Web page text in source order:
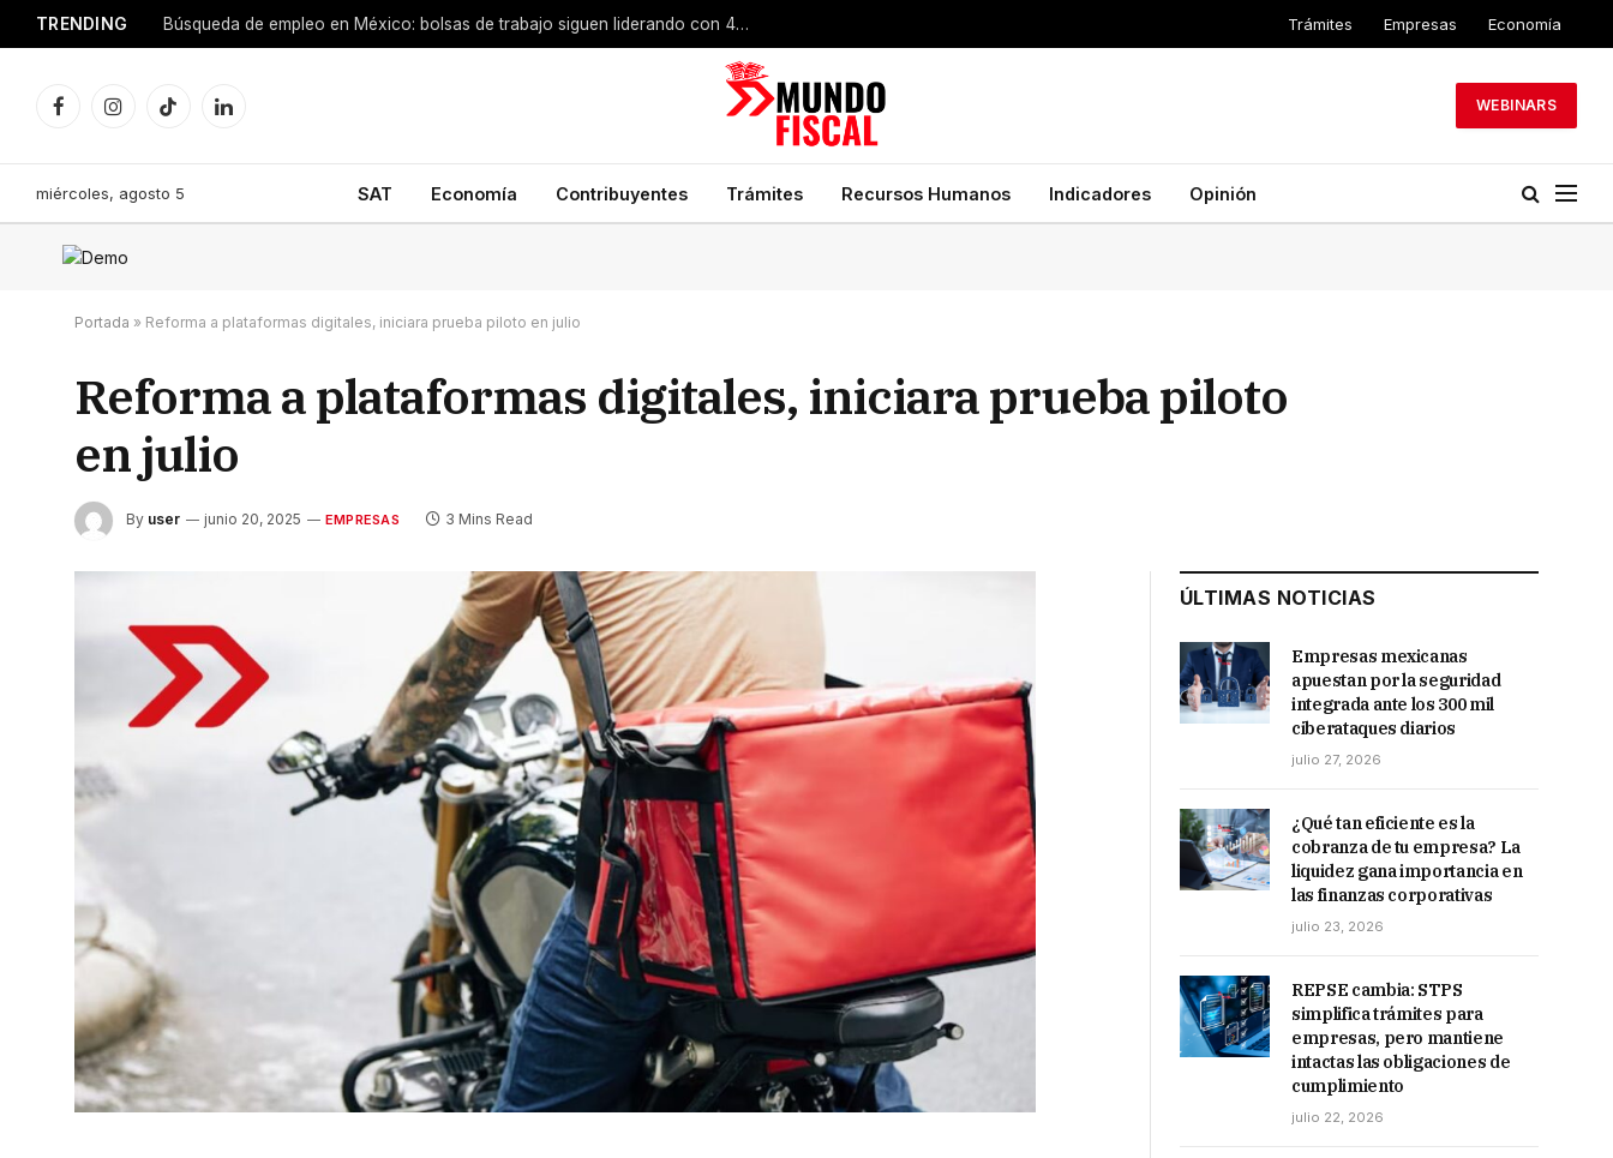
TRENDING Búsqueda de empleo en México: bolsas de trabajo siguen liderando con 49% de preferencia Trámites Empresas Economía
FacebookInstagramTikTokLinkedIn
WEBINARS
miércoles, agosto 5 SAT Economía Contribuyentes Trámites Recursos Humanos Indicadores Opinión
Portada » Reforma a plataformas digitales, iniciara prueba piloto en julio
Reforma a plataformas digitales, iniciara prueba piloto
en julio
By user junio 20, 2025 EMPRESAS 3 Mins Read
ÚLTIMAS NOTICIAS
Empresas mexicanas
apuestan por la seguridad
integrada ante los 300 mil
ciberataques diarios
julio 27, 2026
¿Qué tan eficiente es la
cobranza de tu empresa? La
liquidez gana importancia en
las finanzas corporativas
julio 23, 2026
REPSE cambia: STPS
simplifica trámites para
empresas, pero mantiene
intactas las obligaciones de
cumplimiento
julio 22, 2026